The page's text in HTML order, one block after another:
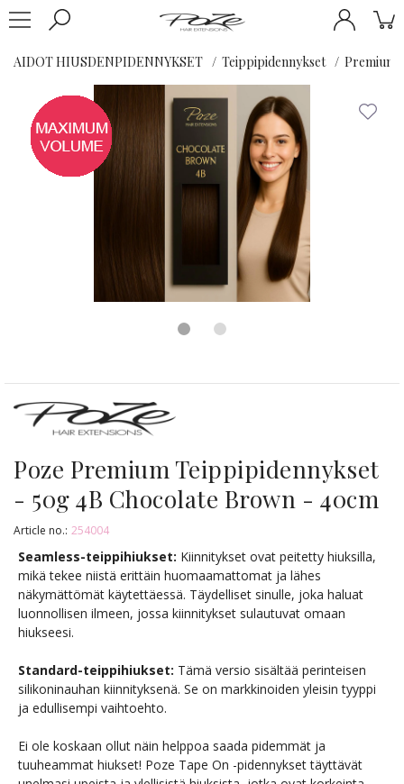
AIDOT HIUSDENPIDENNYKSET Teippipidennykset Premium
Poze Premium Teippipidennykset
- 50g 4B Chocolate Brown - 40cm
Article no.: 254004
Seamless-teippihiukset: Kiinnitykset ovat peitetty hiuksilla,
mikä tekee niistä erittäin huomaamattomat ja lähes
näkymättömät käytettäessä. Täydelliset sinulle, joka haluat
luonnollisen ilmeen, jossa kiinnitykset sulautuvat omaan
hiukseesi.
Standard-teippihiukset: Tämä versio sisältää perinteisen
silikoninauhan kiinnityksenä. Se on markkinoiden yleisin tyyppi
ja edullisempi vaihtoehto.
Ei ole koskaan ollut näin helppoa saada pidemmät ja
tuuheammat hiukset! Poze Tape On -pidennykset täyttävät